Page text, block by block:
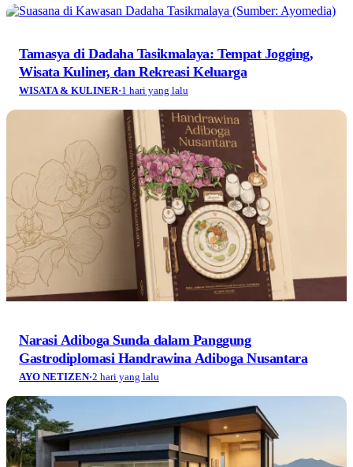
Tamasya di Dadaha Tasikmalaya: Tempat Jogging,
Wisata Kuliner, dan Rekreasi Keluarga
WISATA & KULINER·1 hari yang lalu
Narasi Adiboga Sunda dalam Panggung
Gastrodiplomasi Handrawina Adiboga Nusantara
AYO NETIZEN·2 hari yang lalu